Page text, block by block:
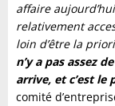
affaire
relativement
loin d’être la
n’y a pas assez
arrive, et c’est le
comité